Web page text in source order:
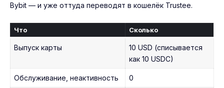
Bybit — и уже оттуда переводят в кошелёк Trustee.
Что Сколько
Выпуск карты
10 USD (списывается
как 10 USDC)
Обслуживание, неактивность 0